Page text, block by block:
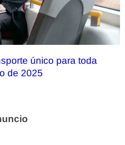
único para toda
de 2025